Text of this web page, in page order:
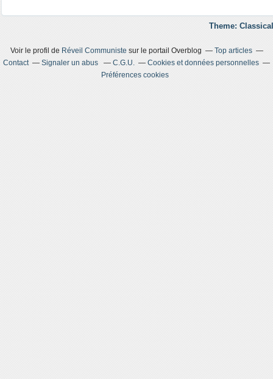
Theme:
Voir le profil de Réveil Communiste sur le portail Overblog
Top articles
Contact
Signaler un abus C.G.U.
Cookies et données personnelles
Préférences cookies